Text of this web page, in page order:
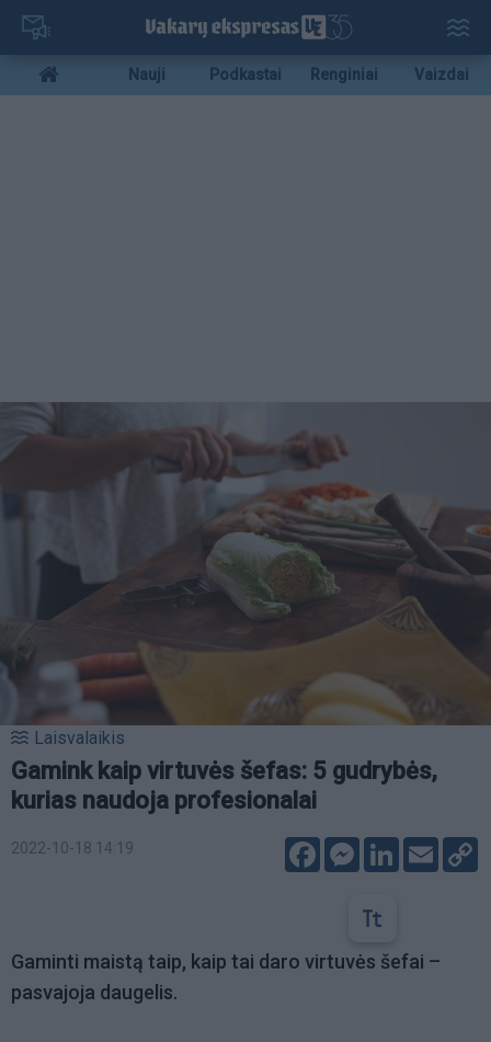
Pereiti
pagrindinį
turinį
Mobile
menu
Nauji Podkastai Renginiai Vaizdai
Laisvalaikis
Gamink kaip virtuvės šefas: 5 gudrybės,
kurias naudoja profesionalai
2022-10-18 14:19 FacebookMessenger
LinkedIn
Email
Gaminti maistą taip, kaip tai daro virtuvės šefai –
pasvajoja daugelis.